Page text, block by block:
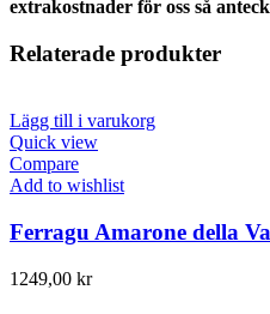
extrakostnader för oss så
Relaterade produkter
Lägg till i varukorg
Quick view
Compare
Add to wishlist
Ferragu Amarone della
1249,00 kr